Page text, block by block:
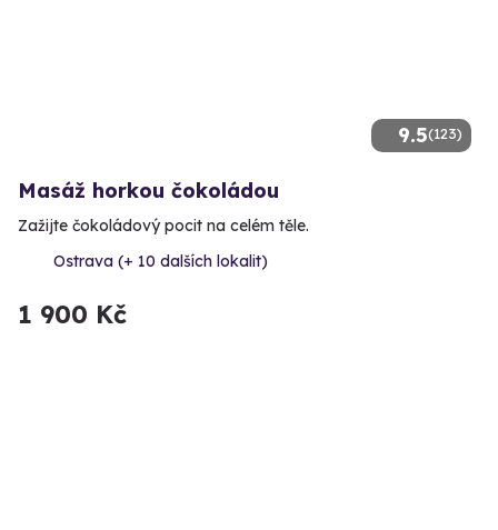
9.5(123)
Masáž horkou čokoládou
Zažijte čokoládový pocit na celém těle.
Ostrava (+ 10 dalších lokalit)
1 900 Kč